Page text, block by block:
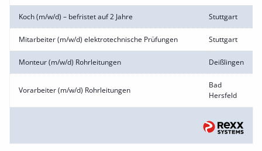
Koch (m/w/d) – befristet auf 2 Jahre Stuttgart
Mitarbeiter (m/w/d) elektrotechnische Prüfungen Stuttgart
Monteur (m/w/d) Rohrleitungen Deißlingen
Vorarbeiter (m/w/d) Rohrleitungen
Bad
Hersfeld